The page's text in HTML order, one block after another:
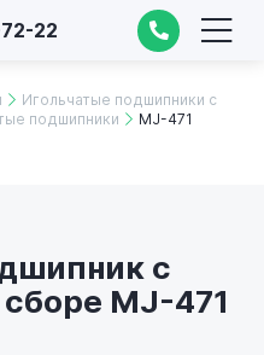
22
Игольчатые подшипники с
подшипники
MJ-471
с
MJ-471